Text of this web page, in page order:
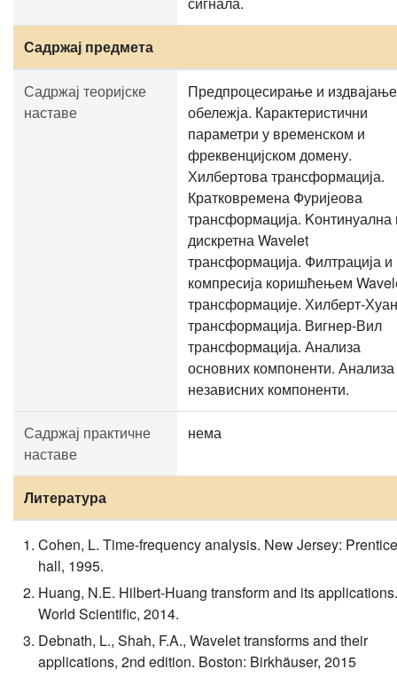
Садржај предмета
Садржај теоријске
наставе
Предпроцесирање и издвајање
обележја. Карактеристични
параметри у временском и
фреквенцијском домену.
Хилбертова трансформација.
Кратковремена Фуријеова
трансформација. Kонтинуална
дискретна Wavelet
трансформација. Филтрација и
компресија коришћењем
трансформације. Хилберт-
трансформација. Вигнер-Вил
трансформација. Анализа
основних компоненти. Анализа
независних компоненти.
Садржај практичне
наставе
нема
Литература
Cohen, L. Time-frequency analysis. New Jersey: Prentice
hall, 1995.
Huang, N.E. Hilbert-Huang transform and its applications.
World Scientific, 2014.
Debnath, L., Shah, F.A., Wavelet transforms and their
applications, 2nd edition. Boston: Birkhäuser, 2015